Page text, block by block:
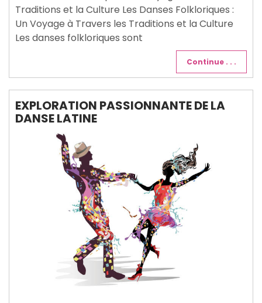
Traditions et la Culture Les Danses Folkloriques :
Un Voyage à Travers les Traditions et la Culture
Les danses folkloriques sont
Continue . . .
EXPLORATION PASSIONNANTE DE LA
DANSE LATINE